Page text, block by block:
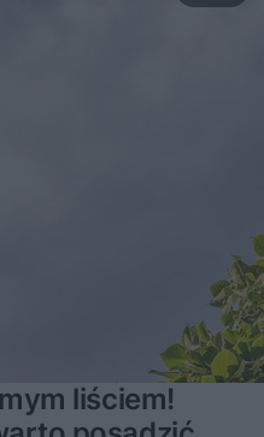
liściem!